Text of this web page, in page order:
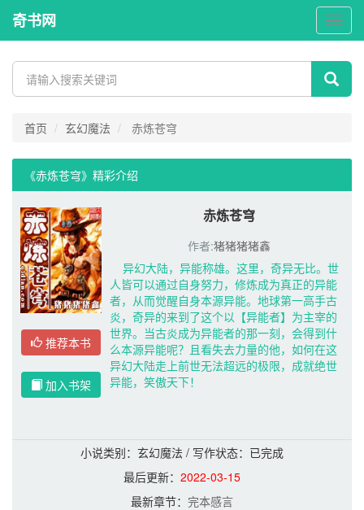
奇
书
奇书网
首页 玄幻魔法 赤炼苍穹
《赤炼苍穹》精彩介绍
推荐本书
加入书架
赤炼苍穹
作者:猪猪猪猪鑫
异幻大陆，异能称雄。这里，奇异无比。世
人皆可以通过自身努力，修炼成为真正的异能
者，从而觉醒自身本源异能。地球第一高手古
炎，奇异的来到了这个以【异能者】为主宰的
世界。当古炎成为异能者的那一刻，会得到什
么本源异能呢？且看失去力量的他，如何在这
异幻大陆走上前世无法超远的极限，成就绝世
异能，笑傲天下！
小说类别：玄幻魔法 / 写作状态： 已完成
最后更新： 2022-03-15
最新章节： 完本感言